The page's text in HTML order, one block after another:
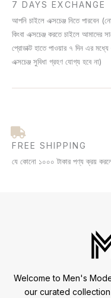
7 DAYS EXCHANGE
আপনি চাইলে এক্সচেঞ্জ নিতে পারবেন
কিংবা এক্সচেঞ্জ করতে চাইলে আমাদের
প্রোডাক্ট হাতে পাওয়ার ৭ দিন এর
এক্সচেঞ্জ সুবিধা গ্রহণ যোগ্য হবে না)
FREE SHIPPING
যে কোনো ১০০০ টাকার পণ্য ক্রয় করলে
Welcome to Men's
our curated